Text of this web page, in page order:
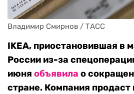
Владимир Смирнов / ТАСС
IKEA, приостановившая в
России из-за
июня объявила о
стране. Компания